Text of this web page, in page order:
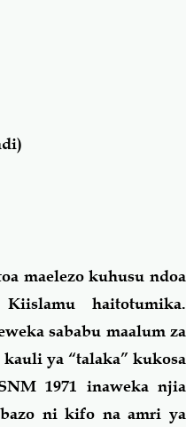
maelezo kuhusu ndoa
haitotumika.
sababu maalum za
ya “talaka” kukosa
1971 inaweka njia
ni kifo na amri ya